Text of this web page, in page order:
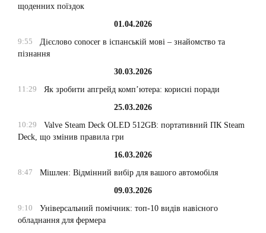
щоденних поїздок
01.04.2026
9:55
Дієслово conocer в іспанській мові – знайомство та
пізнання
30.03.2026
11:29
Як зробити апгрейд комп’ютера: корисні поради
25.03.2026
10:29
Valve Steam Deck OLED 512GB: портативний ПК Steam
Deck, що змінив правила гри
16.03.2026
8:47
Мішлен: Відмінний вибір для вашого автомобіля
09.03.2026
9:10
Універсальний помічник: топ-10 видів навісного
обладнання для фермера